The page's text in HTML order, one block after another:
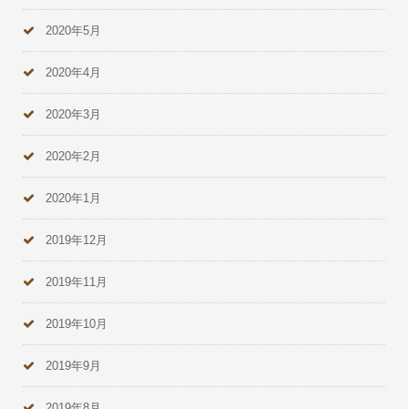
2020年5月
2020年4月
2020年3月
2020年2月
2020年1月
2019年12月
2019年11月
2019年10月
2019年9月